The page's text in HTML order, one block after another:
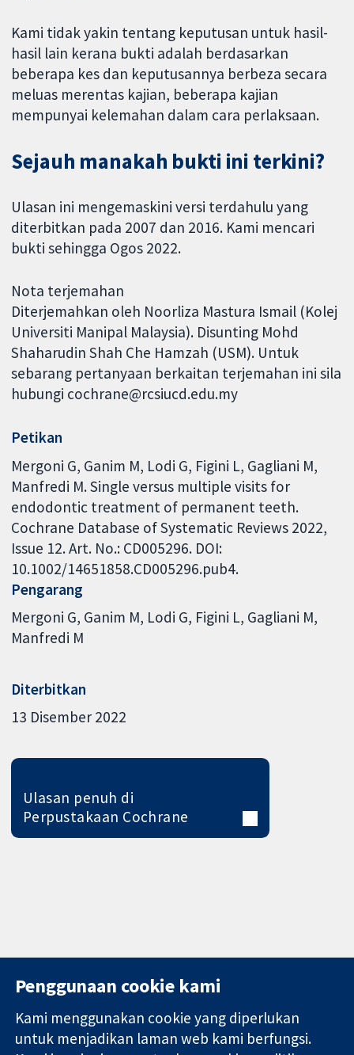
Kami tidak yakin tentang keputusan untuk hasil-
hasil lain kerana bukti adalah berdasarkan
beberapa kes dan keputusannya berbeza secara
meluas merentas kajian, beberapa kajian
mempunyai kelemahan dalam cara perlaksaan.
Sejauh manakah bukti ini terkini?
Ulasan ini mengemaskini versi terdahulu yang
diterbitkan pada 2007 dan 2016. Kami mencari
bukti sehingga Ogos 2022.
Nota terjemahan
Diterjemahkan oleh Noorliza Mastura Ismail (Kolej
Universiti Manipal Malaysia). Disunting Mohd
Shaharudin Shah Che Hamzah (USM). Untuk
sebarang pertanyaan berkaitan terjemahan ini sila
hubungi cochrane@rcsiucd.edu.my
Petikan
Mergoni G, Ganim M, Lodi G, Figini L, Gagliani M,
Manfredi M. Single versus multiple visits for
endodontic treatment of permanent teeth.
Cochrane Database of Systematic Reviews 2022,
Issue 12. Art. No.: CD005296. DOI:
10.1002/14651858.CD005296.pub4.
Pengarang
Mergoni G Ganim M Lodi G Figini L Gagliani M
Manfredi M
Diterbitkan
13 Disember 2022
Ulasan penuh di
Perpustakaan Cochrane
11-13 Cavendish
Square
Hubungi kita
Berita
Penggunaan cookie kami
Kami menggunakan cookie yang diperlukan
untuk menjadikan laman web kami berfungsi.